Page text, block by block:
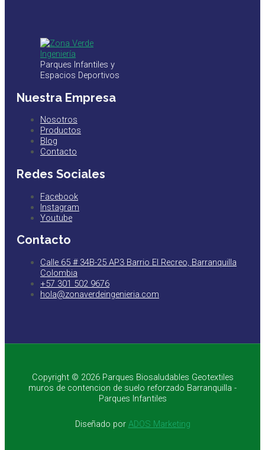
Parques Infantiles y
Espacios Deportivos
Nuestra Empresa
Nosotros
Productos
Blog
Contacto
Redes Sociales
Facebook
Instagram
Youtube
Contacto
Calle 65 # 34B-25 AP3 Barrio El Recreo, Barranquilla
Colombia
+57 301 502 9676
hola@zonaverdeingenieria.com
Copyright © 2026 Parques Biosaludables Geotextiles
muros de contencion de suelo reforzado Barranquilla -
Parques Infantiles
Diseñado por ADOS Marketing